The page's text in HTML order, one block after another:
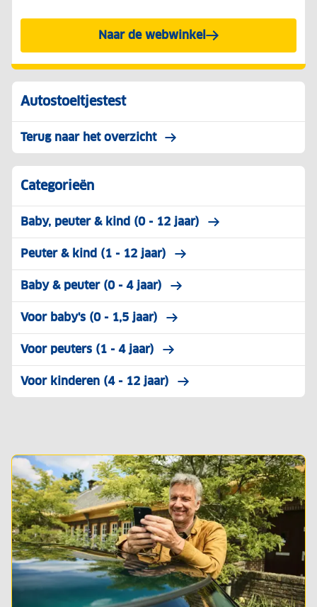
Naar de webwinkel
Autostoeltjestest
Terug naar het overzicht
Categorieën
Baby, peuter & kind (0 - 12 jaar)
Peuter & kind (1 - 12 jaar)
Baby & peuter (0 - 4 jaar)
Voor baby's (0 - 1,5 jaar)
Voor peuters (1 - 4 jaar)
Voor kinderen (4 - 12 jaar)